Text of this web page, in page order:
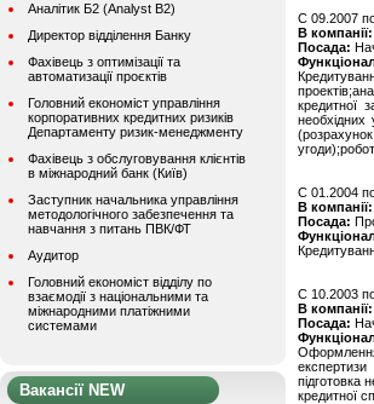
Аналітик Б2 (Analyst B2)
Директор відділення Банку
Фахівець з оптимізації та
автоматизації проєктів
Головний економіст управління
корпоративних кредитних ризиків
Департаменту ризик-менеджменту
Фахівець з обслуговування клієнтів
в міжнародний банк (Київ)
Заступник начальника управління
методологічного забезпечення та
навчання з питань ПВК/ФТ
Аудитор
Головний економіст відділу по
взаємодії з національними та
міжнародними платіжними
системами
Вакансії NEW
C 09.2007
В компанії:
Посада:
кредитної
необхідних
C 01.2004
В компанії:
Посада:
C 10.2003
В компанії:
Посада:
експертизи
підготовка
кредитної